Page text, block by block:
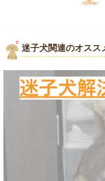
迷子犬関連のオスス